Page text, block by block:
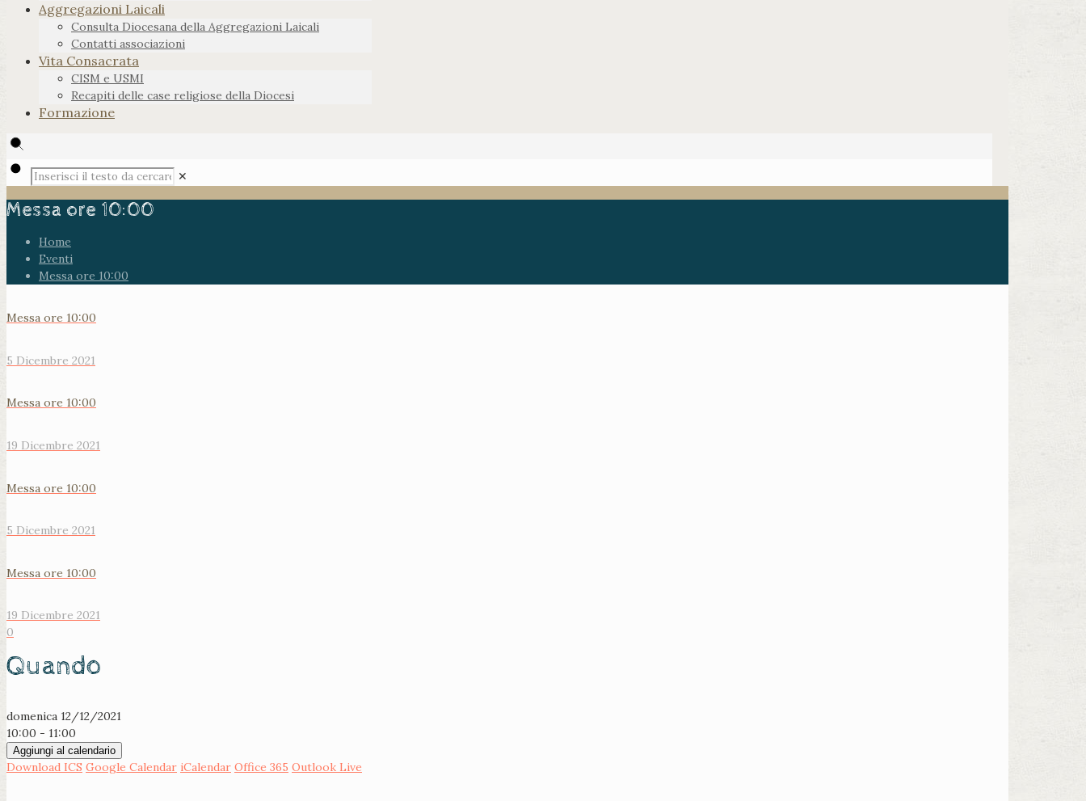
Aggregazioni Laicali
Consulta Diocesana della Aggregazioni Laicali
Contatti associazioni
Vita Consacrata
CISM e USMI
Recapiti delle case religiose della Diocesi
Formazione
✕
Messa ore 10:00
Home
Eventi
Messa ore 10:00
Messa ore 10:00
5 Dicembre 2021
Messa ore 10:00
19 Dicembre 2021
Messa ore 10:00
5 Dicembre 2021
Messa ore 10:00
19 Dicembre 2021
0
Quando
domenica 12/12/2021
10:00 - 11:00
Aggiungi al calendario
Download ICS Google Calendar iCalendar Office 365 Outlook Live